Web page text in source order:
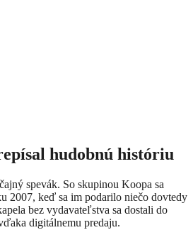
hudobnú históriu
spevák. So skupinou Koopa sa
2007, keď sa im podarilo niečo dovtedy
bez vydavateľstva sa dostali do
digitálnemu predaju.